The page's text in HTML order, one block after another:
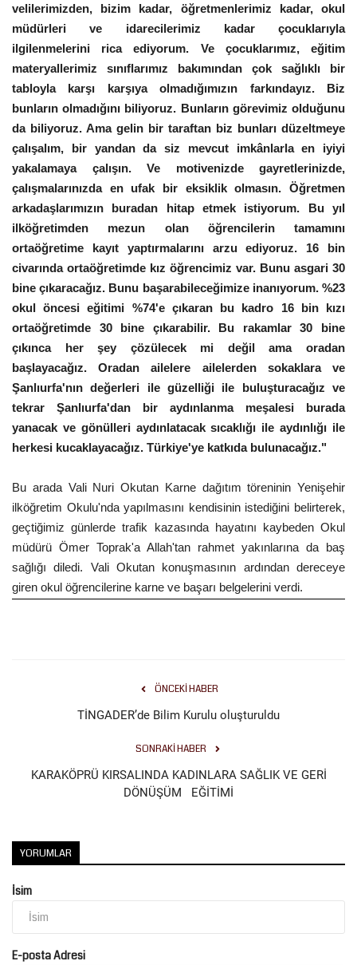
velilerimizden, bizim kadar, öğretmenlerimiz kadar, okul
müdürleri ve idarecilerimiz kadar çocuklarıyla
ilgilenmelerini rica ediyorum. Ve çocuklarımız, eğitim
materyallerimiz sınıflarımız bakımından çok sağlıklı bir
tabloyla karşı karşıya olmadığımızın farkındayız. Biz
bunların olmadığını biliyoruz. Bunların görevimiz olduğunu
da biliyoruz. Ama gelin bir taraftan biz bunları düzeltmeye
çalışalım, bir yandan da siz mevcut imkânlarla en iyiyi
yakalamaya çalışın. Ve motivenizde gayretlerinizde,
çalışmalarınızda en ufak bir eksiklik olmasın. Öğretmen
arkadaşlarımızın buradan hitap etmek istiyorum. Bu yıl
ilköğretimden mezun olan öğrencilerin tamamını
ortaöğretime kayıt yaptırmalarını arzu ediyoruz. 16 bin
civarında ortaöğretimde kız öğrencimiz var. Bunu asgari 30
bine çıkaracağız. Bunu başarabileceğimize inanıyorum. %23
okul öncesi eğitimi %74'e çıkaran bu kadro 16 bin kızı
ortaöğretimde 30 bine çıkarabilir. Bu rakamlar 30 bine
çıkınca her şey çözülecek mi değil ama oradan
başlayacağız. Oradan ailelere ailelerden sokaklara ve
Şanlıurfa'nın değerleri ile güzelliği ile buluşturacağız ve
tekrar Şanlıurfa'dan bir aydınlanma meşalesi burada
yanacak ve gönülleri aydınlatacak sıcaklığı ile aydınlığı ile
herkesi kucaklayacağız. Türkiye'ye katkıda bulunacağız."
Bu arada Vali Nuri Okutan Karne dağıtım töreninin Yenişehir
ilköğretim Okulu'nda yapılmasını kendisinin istediğini belirterek,
geçtiğimiz günlerde trafik kazasında hayatını kaybeden Okul
müdürü Ömer Toprak'a Allah'tan rahmet yakınlarına da baş
sağlığı diledi. Vali Okutan konuşmasının ardından dereceye
giren okul öğrencilerine karne ve başarı belgelerini verdi.
ÖNCEKI HABER
TİNGADER’de Bilim Kurulu oluşturuldu
SONRAKI HABER
KARAKÖPRÜ KIRSALINDA KADINLARA SAĞLIK VE GERİ
DÖNÜŞÜM EĞİTİMİ
YORUMLAR
İsim
E-posta Adresi